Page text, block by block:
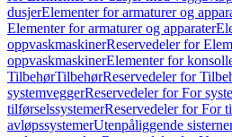
dusjerElementer for armaturer og
Elementer for armaturer og apparater
oppvaskmaskinerReservedeler for
oppvaskmaskinerElementer for
TilbehørTilbehørReservedeler for
systemveggerReservedeler for For
tilførselssystemerReservedeler for For
avløpssystemerUtenpåliggende